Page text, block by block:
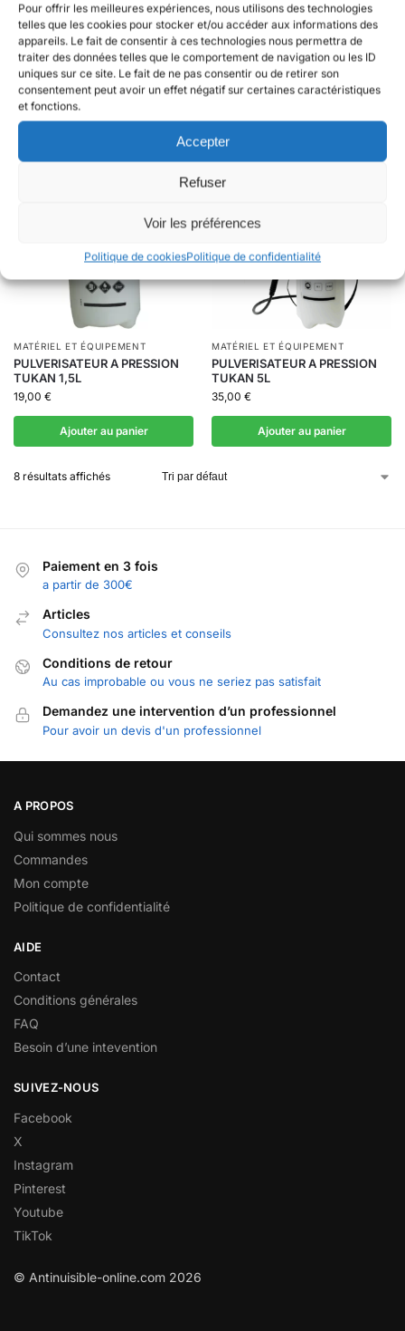
Pour offrir les meilleures expériences, nous utilisons des technologies
telles que les cookies pour stocker et/ou accéder aux informations des
appareils. Le fait de consentir à ces technologies nous permettra de
traiter des données telles que le comportement de navigation ou les ID
uniques sur ce site. Le fait de ne pas consentir ou de retirer son
consentement peut avoir un effet négatif sur certaines caractéristiques
et fonctions.
Accepter
Refuser
Voir les préférences
Politique de cookiesPolitique de confidentialité
MATÉRIEL ET ÉQUIPEMENT
Lunette de protection
7,60€
Ajouter au panier
MATÉRIEL ET ÉQUIPEMENT
PAIRE DE SURCHAUSSURES
ANTI-DERAPANTE
4,20€
MATÉRIEL ET ÉQUIPEMENT
PULVERISATEUR A PRESSION
TUKAN 1,5L
19,00 €
Ajouter au panier
MATÉRIEL ET ÉQUIPEMENT
PULVERISATEUR A PRESSION
TUKAN 5L
35,00 €
Ajouter au panier
8 résultats affichés
Paiement en 3 fois
a partir de 300€
Articles
Consultez nos articles et conseils
Conditions de retour
Au cas improbable ou vous ne seriez pas satisfait
Demandez une intervention d’un professionnel
Pour avoir un devis d'un professionnel
A PROPOS
Qui sommes nous
Commandes
Mon compte
Politique de confidentialité
AIDE
Contact
Conditions générales
FAQ
Besoin d’une intevention
SUIVEZ-NOUS
Facebook
X
Instagram
Pinterest
Youtube
TikTok
© Antinuisible-online.com 2026